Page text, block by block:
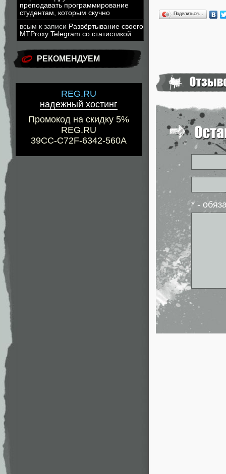
преподавать программирование
студентам, которым скучно
всым к записи Развёртывание своего
MTProxy Telegram со статистикой
РЕКОМЕНДУЕМ
REG.RU
надежный хостинг
Промокод на скидку 5%
REG.RU
39CC-C72F-6342-560A
Поделиться…
* -